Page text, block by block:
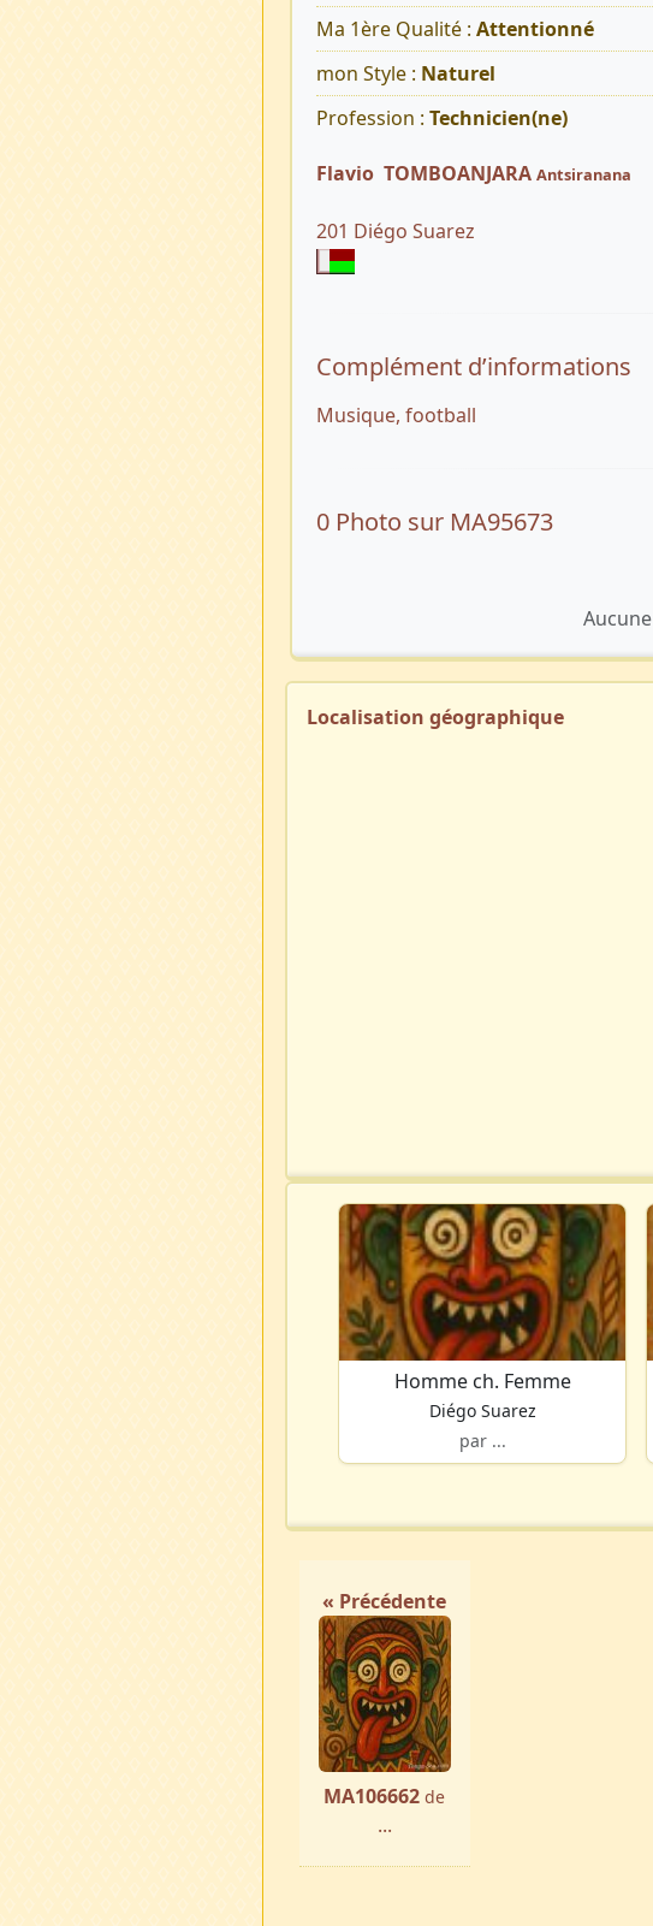
Ma 1ère Qualité : Attentionné
mon Style : Naturel
Profession : Technicien(ne)
Flavio TOMBOANJARA Antsiranana
201 Diégo Suarez
Complément d’informations
Musique, football
0 Photo sur MA95673
Localisation géographique
Homme ch. Femme
Diégo Suarez
par ...
« Précédente
MA106662 de
...